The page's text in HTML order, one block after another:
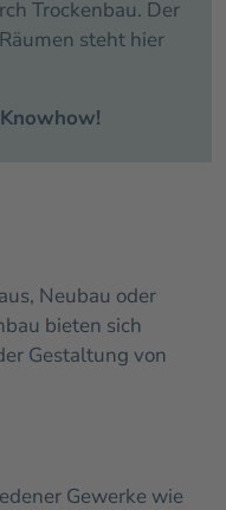
Trockenbau. Der
steht hier
Neubau oder
bieten sich
Gestaltung von
Gewerke wie